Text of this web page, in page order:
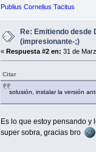
Publius Cornelius Tacitus
Re: Emitiendo desde
(impresionante-;)
« Respuesta #2 en: 31 de
Citar
solusión, instalar la versión
Es lo que estoy pensando
super sobra, gracias bro